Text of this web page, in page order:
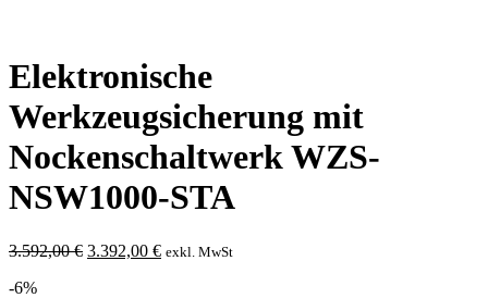
Elektronische
Werkzeugsicherung mit
Nockenschaltwerk WZS-
NSW1000-STA
3.592,00€ Ursprünglicher
3.392,00 €Aktueller
exkl. MwSt
-6%